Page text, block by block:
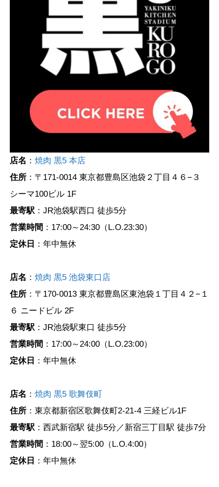
店名 ： 焼肉 黒5 本店
住所 ：〒171-0014 東京都豊島区池袋２丁目４６−３
シーマ100ビル 1F
最寄駅 ：JR池袋駅西口 徒歩5分
営業時間 ：17:00～24:30（L.O.23:30）
定休日 ：年中無休
店名 ： 焼肉 黒5 池袋東口店
住所 ：〒170-0013 東京都豊島区東池袋１丁目４２−１
６ ニードビル 2F
最寄駅 ：JR池袋駅東口 徒歩5分
営業時間 ：17:00～24:00（L.O.23:00）
定休日 ：年中無休
店名 ： 焼肉 黒5 歌舞伎町
住所 ：東京都新宿区歌舞伎町2-21-4 三経ビル1F
最寄駅 ：西武新宿駅 徒歩5分／新宿三丁目駅 徒歩7分
営業時間 ：18:00～翌5:00（L.O.4:00）
定休日 ：年中無休